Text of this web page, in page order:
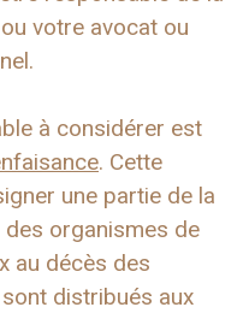
votre avocat ou
à considérer est
. Cette
une partie de la
organismes de
au décès des
distribués aux